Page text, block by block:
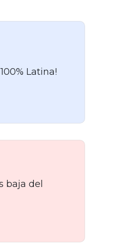
Latina!
baja del